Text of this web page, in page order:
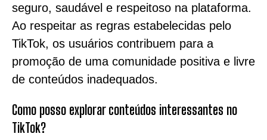
seguro, saudável e respeitoso na plataforma.
Ao respeitar as regras estabelecidas pelo
TikTok, os usuários contribuem para a
promoção de uma comunidade positiva e livre
de conteúdos inadequados.
Como posso explorar conteúdos interessantes no
TikTok?